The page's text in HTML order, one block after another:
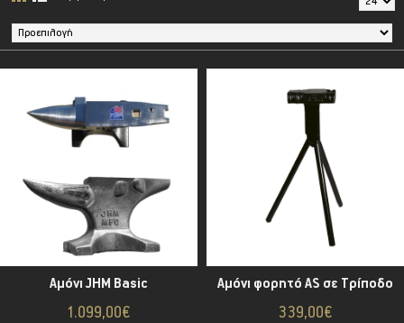
Αμόνι JHM Basic
1.099,00€
Αμόνι φορητό AS σε Τρίποδο
339,00€